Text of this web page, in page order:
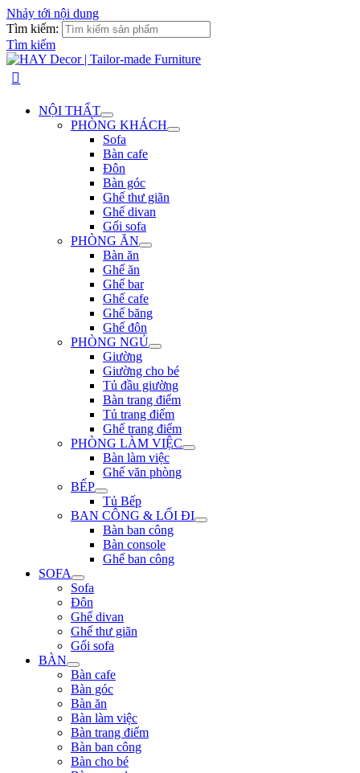
Nhảy tới nội dung
Tìm kiếm:
Tìm kiếm
NỘI THẤT
PHÒNG KHÁCH
Sofa
Bàn cafe
Đôn
Bàn góc
Ghế thư giãn
Ghế divan
Gối sofa
PHÒNG ĂN
Bàn ăn
Ghế ăn
Ghế bar
Ghế cafe
Ghế băng
Ghế đôn
PHÒNG NGỦ
Giường
Giường cho bé
Tủ đầu giường
Bàn trang điểm
Tủ trang điểm
Ghế trang điểm
PHÒNG LÀM VIỆC
Bàn làm việc
Ghế văn phòng
BẾP
Tủ Bếp
BAN CÔNG & LỐI ĐI
Bàn ban công
Bàn console
Ghế ban công
SOFA
Sofa
Đôn
Ghế divan
Ghế thư giãn
Gối sofa
BÀN
Bàn cafe
Bàn góc
Bàn ăn
Bàn làm việc
Bàn trang điểm
Bàn ban công
Bàn cho bé